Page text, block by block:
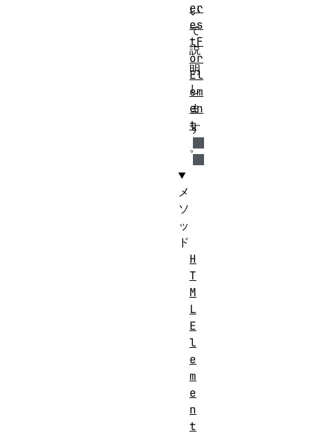
い
て
説
明
し
ま
す
。
er
es
tF
or
El
em
en
t
メ
ソ
ッ
ド
H
T
M
L
E
l
e
m
e
n
t